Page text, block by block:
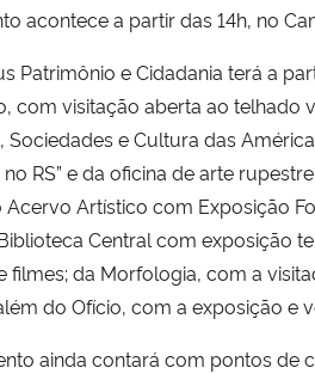
acontece a partir das 14h, no
Patrimônio e Cidadania terá a
com visitação aberta ao telhado
e Cultura das
RS” e da oficina de arte
Artístico com Exposição
Central com exposição
filmes; da Morfologia, com a
do Ofício, com a exposição e
ainda contará com pontos de